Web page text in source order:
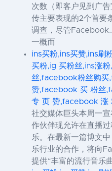
次数（即客户见到广
传主要表现的2个首要
调查，尽管Facebook
一概而
ins买粉,ins买赞,ins刷
买粉,ig 买粉丝,ins涨
丝,facebook粉丝购
赞,facebook 买 粉丝
专 页 赞,facebook 涨
社交媒体巨头本周一
作伙伴现允许在直播
乐。在最新一篇博文
乐行业的合作，将向
提供“丰富的流行音乐